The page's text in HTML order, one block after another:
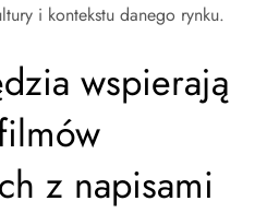
i kontekstu danego rynku.
wspierają
z napisami